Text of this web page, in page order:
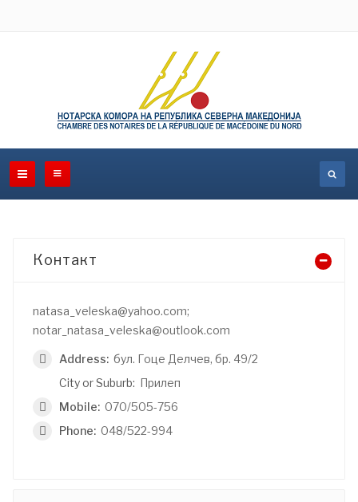
Контакт
natasa_veleska@yahoo.com;
notar_natasa_veleska@outlook.com
Address: бул. Гоце Делчев, бр. 49/2
City or Suburb: Прилеп
Mobile: 070/505-756
Phone: 048/522-994